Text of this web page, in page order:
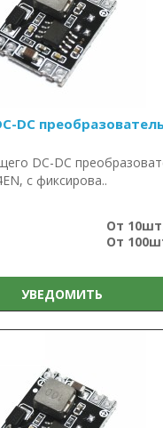
DC
DC-DC
с фиксирова..
От
От
УВЕДОМИТЬ